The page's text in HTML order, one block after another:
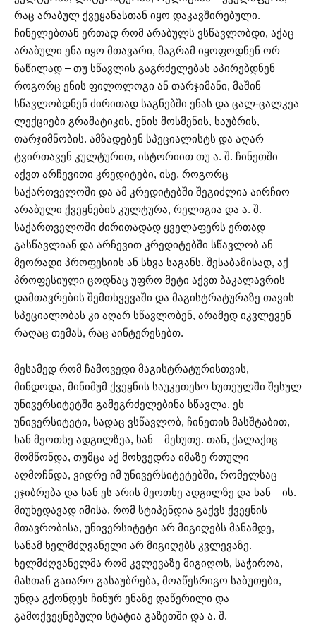
რაც არაბულ ქვეყანასთან იყო დაკავშირებული.
ჩინელებთან ერთად რომ არაბულს ვსწავლობდი, აქაც
არაბული ენა იყო მთავარი, მაგრამ იყოფოდნენ ორ
ნაწილად – თუ სწავლის გაგრძელებას აპირებდნენ
როგორც ენის ფილოლოგი ან თარჯიმანი, მაშინ
სწავლობდნენ ძირითად საგნებში ენას და ცალ-ცალკეა
ლექციები გრამატიკის, ენის მოსმენის, საუბრის,
თარჯიმნობის. ამზადებენ სპეციალისტს და აღარ
ტვირთავენ კულტურით, ისტორიით თუ ა. შ. ჩინეთში
აქვთ არჩევითი კრედიტები, ისე, როგორც
საქართველოში და ამ კრედიტებში შეგიძლია აირჩიო
არაბული ქვეყნების კულტურა, რელიგია და ა. შ.
საქართველოში ძირითადად ყველაფერს ერთად
გასწავლიან და არჩევით კრედიტებში სწავლობ ან
მეორადი პროფესიის ან სხვა საგანს. შესაბამისად, აქ
პროფესიული ცოდნაც უფრო მეტი აქვთ ბაკალავრის
დამთავრების შემთხვევაში და მაგისტრატურაზე თავის
სპეციალობას კი აღარ სწავლობენ, არამედ იკვლევენ
რაღაც თემას, რაც აინტერესებთ.
მესამედ რომ ჩამოვედი მაგისტრატურისთვის,
მინდოდა, მინიმუმ ქვეყნის საუკეთესო ხუთეულში შესულ
უნივერსიტეტში გამეგრძელებინა სწავლა. ეს
უნივერსიტეტი, სადაც ვსწავლობ, ჩინეთის მასშტაბით,
ხან მეოთხე ადგილზეა, ხან – მეხუთე. თან, ქალაქიც
მომწონდა, თუმცა აქ მოხვედრა იმაზე რთული
აღმოჩნდა, ვიდრე იმ უნივერსიტეტებში, რომელსაც
ეჯიბრება და ხან ეს არის მეოთხე ადგილზე და ხან – ის.
მიუხედავად იმისა, რომ სტიპენდია გაქვს ქვეყნის
მთავრობისა, უნივერსიტეტი არ მიგიღებს მანამდე,
სანამ ხელმძღვანელი არ მიგიღებს კვლევაზე.
ხელმძღვანელმა რომ კვლევაზე მიგიღოს, საჭიროა,
მასთან გაიარო გასაუბრება, მოაწესრიგო საბუთები,
უნდა გქონდეს ჩინურ ენაზე დაწერილი და
გამოქვეყნებული სტატია გაზეთში და ა. შ.